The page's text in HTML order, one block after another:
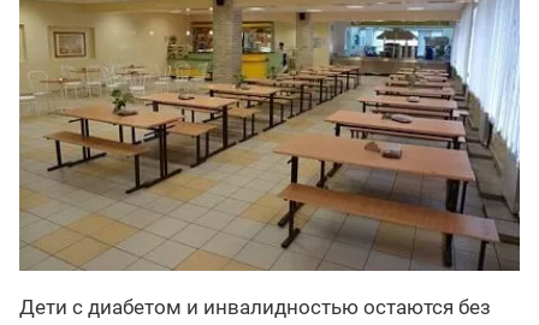
Дети с диабетом и инвалидностью остаются без